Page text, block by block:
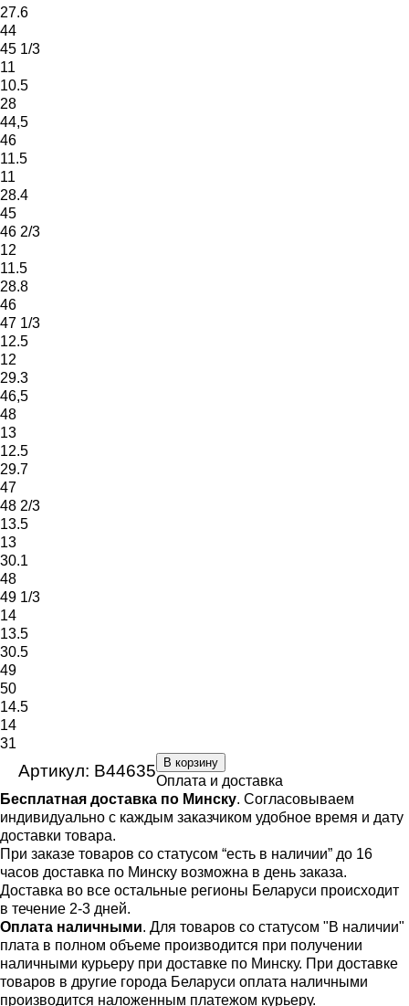
27.6
44
45 1/3
11
10.5
28
44,5
46
11.5
11
28.4
45
46 2/3
12
11.5
28.8
46
47 1/3
12.5
12
29.3
46,5
48
13
12.5
29.7
47
48 2/3
13.5
13
30.1
48
49 1/3
14
13.5
30.5
49
50
14.5
14
31
В корзину
Артикул: B44635
Оплата и доставка
Бесплатная доставка по Минску. Согласовываем
индивидуально с каждым заказчиком удобное время и дату
доставки товара.
При заказе товаров со статусом “есть в наличии” до 16
часов доставка по Минску возможна в день заказа.
Доставка во все остальные регионы Беларуси происходит
в течение 2-3 дней.
Оплата наличными. Для товаров со статусом "В наличии"
плата в полном объеме производится при получении
наличными курьеру при доставке по Минску. При доставке
товаров в другие города Беларуси оплата наличными
производится наложенным платежом курьеру.